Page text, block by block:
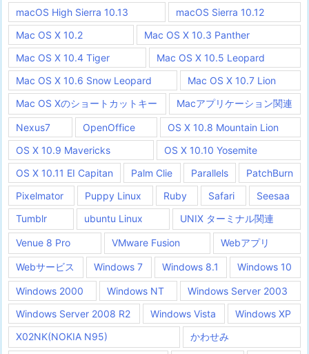
macOS High Sierra 10.13
macOS Sierra 10.12
Mac OS X 10.2
Mac OS X 10.3 Panther
Mac OS X 10.4 Tiger
Mac OS X 10.5 Leopard
Mac OS X 10.6 Snow Leopard
Mac OS X 10.7 Lion
Mac OS Xのショートカットキー
Macアプリケーション関連
Nexus7 OpenOffice
OS X 10.8 Mountain Lion
OS X 10.9 Mavericks
OS X 10.10 Yosemite
OS X 10.11 EI Capitan
Palm Clie Parallels
PatchBurn
Pixelmator
Puppy Linux Ruby Safari
Seesaa
Tumblr
ubuntu Linux UNIX ターミナル関連
Venue 8 Pro VMware Fusion Webアプリ
Webサービス Windows 7 Windows 8.1 Windows 10
Windows 2000 Windows NT
Windows Server 2003
Windows Server 2008 R2
Windows Vista
Windows XP
X02NK(NOKIA N95)
かわせみ